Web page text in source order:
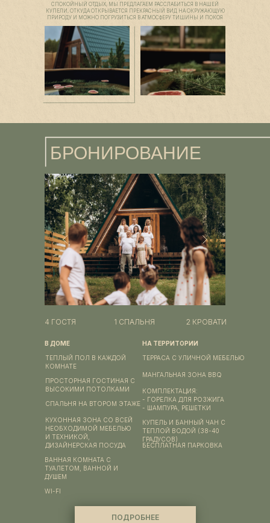
СПОКОЙНЫЙ ОТДЫХ, МЫ ПРЕДЛАГАЕМ РАССЛАБИТЬСЯ В НАШЕЙ
КУПЕЛИ, ОТКУДА ОТКРЫВАЕТСЯ ПРЕКРАСНЫЙ ВИД НА ОКРУЖАЮЩУЮ
ПРИРОДУ И МОЖНО ПОГРУЗИТЬСЯ В АТМОСФЕРУ ТИШИНЫ И ПОКОЯ
4 ГОСТЯ
БРОНИРОВАНИЕ
1 СПАЛЬНЯ 2 КРОВАТИ
ПОДРОБНЕЕ
МАНГАЛЬНАЯ ЗОНА ВВQ
КОМПЛЕКТАЦИЯ:
- ГОРЕЛКА ДЛЯ РОЗЖИГА
- ШАМПУРА, РЕШЕТКИ
КУПЕЛЬ И БАННЫЙ ЧАН С
ТЕПЛОЙ ВОДОЙ (38-40
ГРАДУСОВ)
БЕСПЛАТНАЯ ПАРКОВКА
WI-FI
ВАННАЯ КОМНАТА С
ТУАЛЕТОМ, ВАННОЙ И
ДУШЕМ
КУХОННАЯ ЗОНА СО ВСЕЙ
НЕОБХОДИМОЙ МЕБЕЛЬЮ
И ТЕХНИКОЙ,
ДИЗАЙНЕРСКАЯ ПОСУДА
СПАЛЬНЯ НА ВТОРОМ ЭТАЖЕ
ПРОСТОРНАЯ ГОСТИНАЯ С
ВЫСОКИМИ ПОТОЛКАМИ
ТЕПЛЫЙ ПОЛ В КАЖДОЙ
КОМНАТЕ
НА ТЕРРИТОРИИ
В ДОМЕ
TEРРАСА С УЛИЧНОЙ МЕБЕЛЬЮ